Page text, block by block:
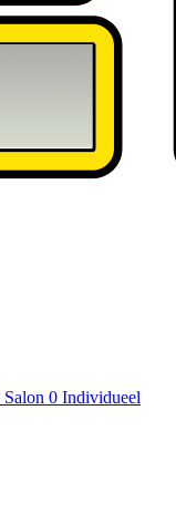
Salon 0 Individueel